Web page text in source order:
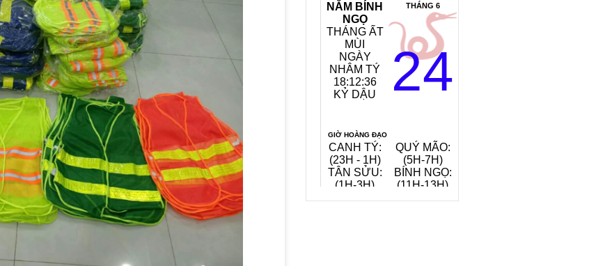
NĂM BÍNH
NGỌ
THÁNG ẤT
MÙI
NGÀY
NHÂM TÝ
18:12:37
KỶ DẬU
THÁNG 6
24
GIỜ HOÀNG ĐẠO
CANH TÝ:
(23H - 1H)
TÂN SỬU:
(1H-3H)
QUÝ MÃO:
(5H-7H)
BÍNH NGỌ:
(11H-13H)